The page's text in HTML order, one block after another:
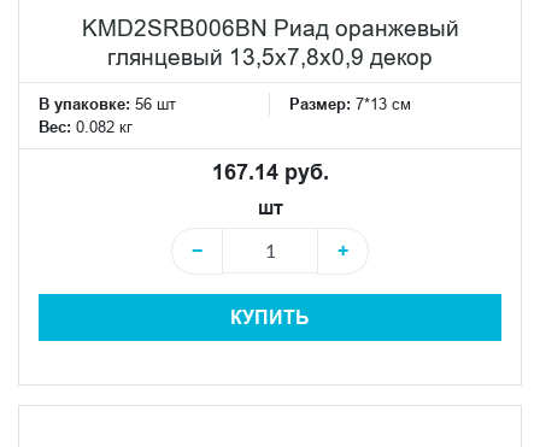
KMD2SRB006BN Риад оранжевый
глянцевый 13,5x7,8x0,9 декор
В упаковке: 56 шт Размер: 7*13 см
Вес: 0.082 кг
167.14 руб.
шт
−
+
КУПИТЬ